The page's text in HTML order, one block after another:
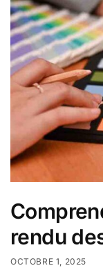
rendu
OCTOBRE 1, 2025